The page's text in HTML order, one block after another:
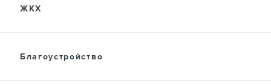
ЖКХ
Благоустройство